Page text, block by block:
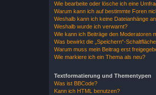
Wie bearbeite oder lösche ich eine
Warum kann ich auf bestimmte Foren
Weshalb kann ich keine Dateianhänge
Weshalb wurde ich verwarnt?
Wie kann ich Beiträge den Moderatoren
Was bewirkt die „Speichern“-
Warum muss mein Beitrag erst
Wie markiere ich ein Thema als neu?
Textformatierung und Thementypen
Was ist BBCode?
Kann ich HTML benutzen?